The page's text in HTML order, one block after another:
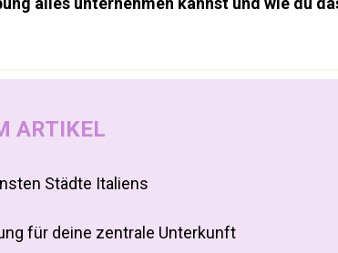
ARTIKEL
Städte Italiens
für deine zentrale Unterkunft